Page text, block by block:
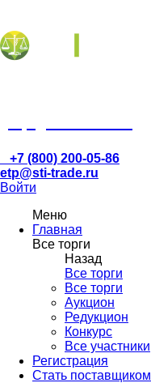
+7 (800) 200-05-86
etp@sti-trade.ru
Войти
Меню
Главная
Все торги
Назад
Все торги
Все торги
Аукцион
Редукцион
Конкурс
Все участники
Регистрация
Стать поставщиком